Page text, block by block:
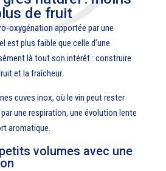
de fruit
oxygénation apportée par une
est plus faible que celle d’une
là tout son intérêt : construire
et la fraîcheur.
cuves inox, où le vin peut rester
une respiration, une évolution lente
aromatique.
volumes avec une